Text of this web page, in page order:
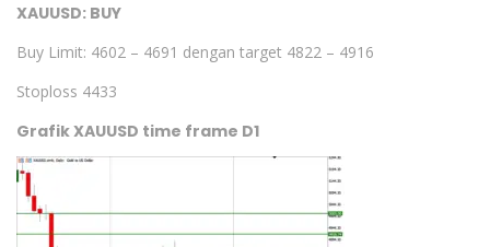
XAUUSD: BUY
Buy Limit: 4602 – 4691 dengan target 4822 – 4916
Stoploss 4433
Grafik XAUUSD time frame D1